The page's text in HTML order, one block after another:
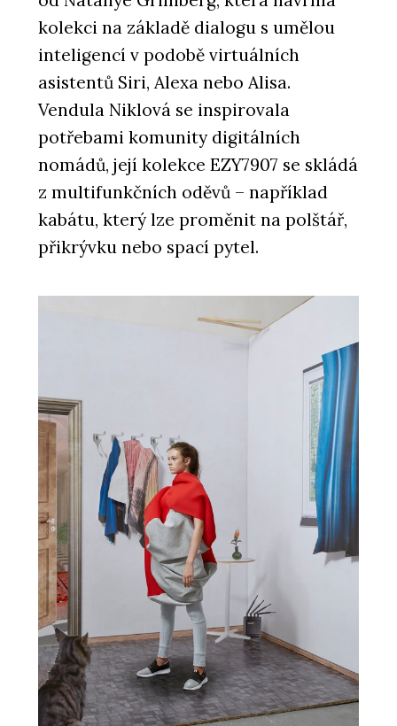
kolekci na základě dialogu s umělou
inteligencí v podobě virtuálních
asistentů Siri, Alexa nebo Alisa.
Vendula Niklová se inspirovala
potřebami komunity digitálních
nomádů, její kolekce EZY7907 se skládá
z multifunkčních oděvů – například
kabátu, který lze proměnit na polštář,
přikrývku nebo spací pytel.